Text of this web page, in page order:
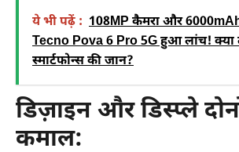
ये भी पढ़ें : 108MP कैमरा और
Tecno Pova 6 Pro 5G हुआ लांच! क्या
स्मार्टफोन्स की जान?
डिज़ाइन और डिस्प्ले
कमाल: